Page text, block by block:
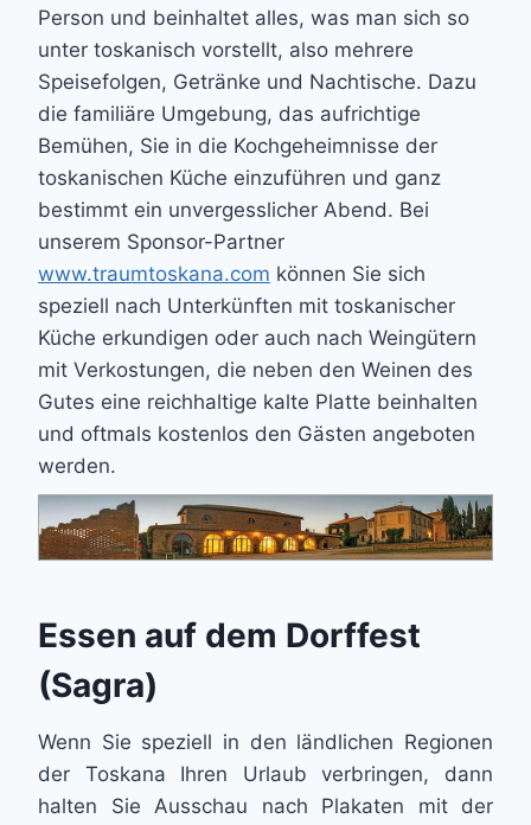
Person und beinhaltet alles, was man sich so
unter toskanisch vorstellt, also mehrere
Speisefolgen, Getränke und Nachtische. Dazu
die familiäre Umgebung, das aufrichtige
Bemühen, Sie in die Kochgeheimnisse der
toskanischen Küche einzuführen und ganz
bestimmt ein unvergesslicher Abend. Bei
unserem Sponsor-Partner
www.traumtoskana.com können Sie sich
speziell nach Unterkünften mit toskanischer
Küche erkundigen oder auch nach Weingütern
mit Verkostungen, die neben den Weinen des
Gutes eine reichhaltige kalte Platte beinhalten
und oftmals kostenlos den Gästen angeboten
werden.
Essen auf dem Dorffest
(Sagra)
Wenn Sie speziell in den ländlichen Regionen
der Toskana Ihren Urlaub verbringen, dann
halten Sie Ausschau nach Plakaten mit der